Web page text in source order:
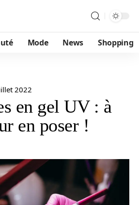
Mode News Shopping
2022
en gel UV : à
en poser !